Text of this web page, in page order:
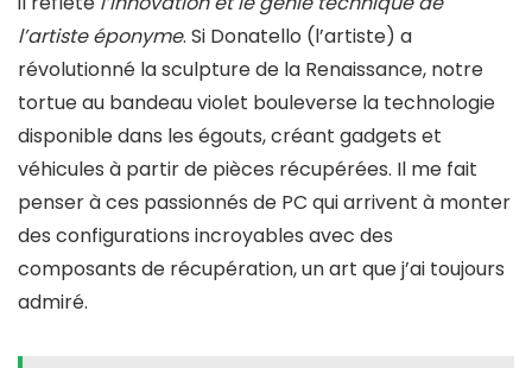
l’artiste éponyme. Si Donatello (l’artiste) a
révolutionné la sculpture de la Renaissance, notre
tortue au bandeau violet bouleverse la technologie
disponible dans les égouts, créant gadgets et
véhicules à partir de pièces récupérées. Il me fait
penser à ces passionnés de PC qui arrivent à monter
des configurations incroyables avec des
composants de récupération, un art que j’ai toujours
admiré.